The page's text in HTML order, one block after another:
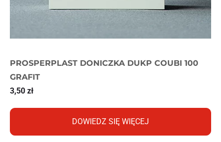
PROSPERPLAST DONICZKA DUKP COUBI 100
GRAFIT
3,50 zł
DOWIEDZ SIĘ WIĘCEJ